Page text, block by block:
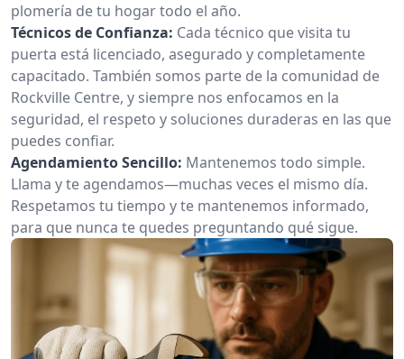
plomería de tu hogar todo el año.
Técnicos de Confianza: Cada técnico que visita tu
puerta está licenciado, asegurado y completamente
capacitado. También somos parte de la comunidad de
Rockville Centre, y siempre nos enfocamos en la
seguridad, el respeto y soluciones duraderas en las que
puedes confiar.
Agendamiento Sencillo: Mantenemos todo simple.
Llama y te agendamos—muchas veces el mismo día.
Respetamos tu tiempo y te mantenemos informado,
para que nunca te quedes preguntando qué sigue.